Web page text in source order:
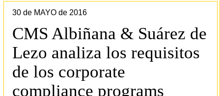
30 de MAYO de 2016
CMS Albiñana & Suárez de
Lezo analiza los requisitos
de los corporate
compliance programs